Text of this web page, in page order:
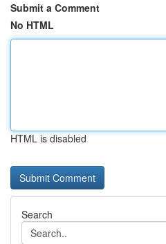
Submit a Comment
No HTML
HTML is disabled
Search